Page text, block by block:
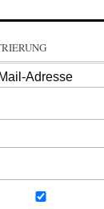
Adresse